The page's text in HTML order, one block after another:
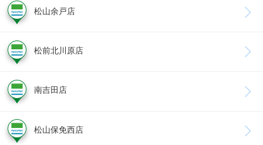
松山余戸店
松前北川原店
南吉田店
松山保免西店